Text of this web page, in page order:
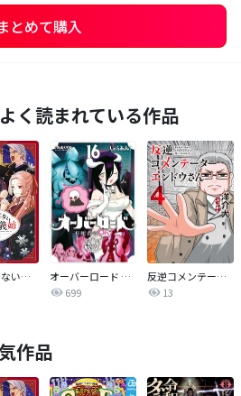
とめて購入
く読まれている作品
いびってこない義母と義姉
オーバーロード 不死者のOh!
699
反逆コメンテーターエンドウさん
13
作品